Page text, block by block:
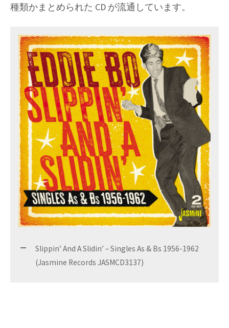
種類かまとめられた CD が流通しています。
Slippin’ And A Slidin’ – Singles As & Bs 1956-1962
(Jasmine Records JASMCD3137)